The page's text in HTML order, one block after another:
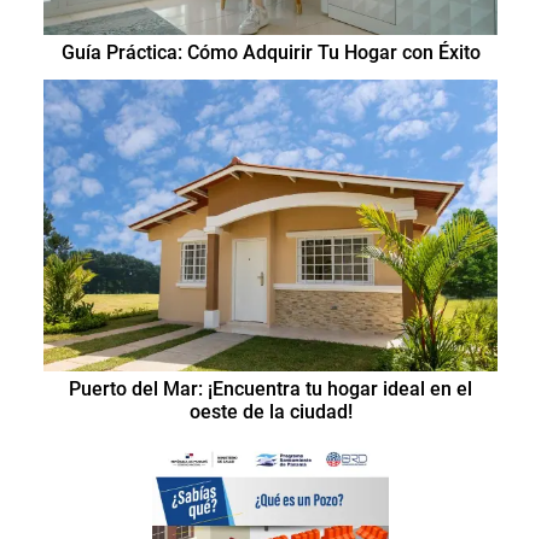
Guía Práctica: Cómo Adquirir Tu Hogar con Éxito
Puerto del Mar: ¡Encuentra tu hogar ideal en el
oeste de la ciudad!